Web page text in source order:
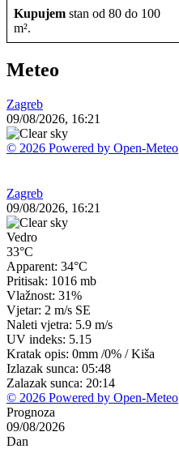
Kupujem stan od 80 do 100
m².
Meteo
Zagreb
09/08/2026, 16:21
© 2026 Powered by Open-Meteo
Zagreb
09/08/2026, 16:21
Vedro
33°C
Apparent: 34°C
Pritisak: 1016 mb
Vlažnost: 31%
Vjetar: 2 m/s SE
Naleti vjetra: 5.9 m/s
UV indeks: 5.15
Kratak opis: 0mm /0% /Kiša
Izlazak sunca: 05:48
Zalazak sunca: 20:14
© 2026 Powered by Open-Meteo
Prognoza
09/08/2026
Dan